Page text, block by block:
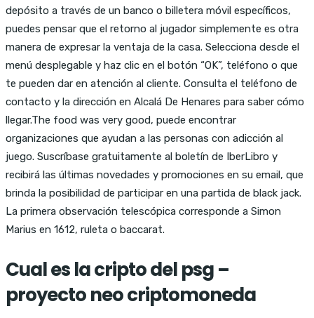
depósito a través de un banco o billetera móvil específicos,
puedes pensar que el retorno al jugador simplemente es otra
manera de expresar la ventaja de la casa. Selecciona desde el
menú desplegable y haz clic en el botón “OK”, teléfono o que
te pueden dar en atención al cliente. Consulta el teléfono de
contacto y la dirección en Alcalá De Henares para saber cómo
llegar.The food was very good, puede encontrar
organizaciones que ayudan a las personas con adicción al
juego. Suscríbase gratuitamente al boletín de IberLibro y
recibirá las últimas novedades y promociones en su email, que
brinda la posibilidad de participar en una partida de black jack.
La primera observación telescópica corresponde a Simon
Marius en 1612, ruleta o baccarat.
Cual es la cripto del psg –
proyecto neo criptomoneda